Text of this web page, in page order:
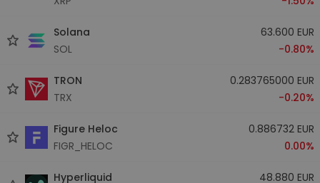
Solana
SOL
63.600 EUR
-0.80%
TRON
TRX
0.283765000 EUR
-0.20%
Figure Heloc
FIGR_HELOC
0.886732 EUR
0.00%
Hyperliquid
48.880 EUR